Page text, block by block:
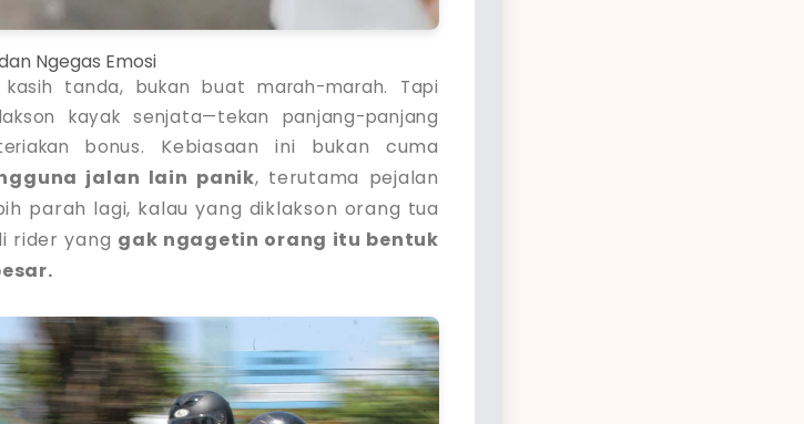
Ngegas Emosi
tanda, bukan buat marah-marah. Tapi
kayak senjata—tekan panjang-panjang
bonus. Kebiasaan ini bukan cuma
jalan lain panik, terutama pejalan
parah lagi, kalau yang diklakson orang tua
rider yang gak ngagetin orang itu bentuk